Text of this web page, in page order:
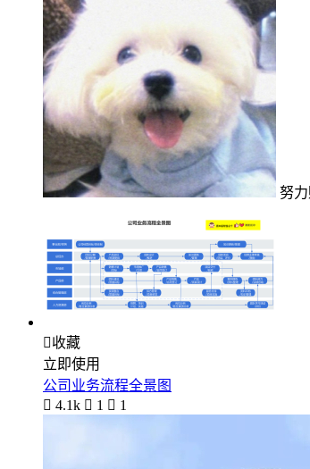
努
收藏
立即使用
公司业务流程全景图
 4.1k  1  1